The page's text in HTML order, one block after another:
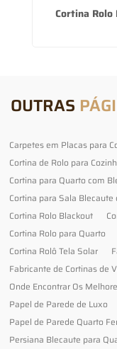
Cortina
OUTRAS
Carpetes em Placas para
Cortina de Rolo para
Cortina para Quarto com
Cortina para Sala Blecaute
Cortina Rolo Blackout
Cortina Rolo para Quarto
Cortina Rolô Tela Solar
Fabricante de Cortinas de
Onde Encontrar Os
Papel de Parede de Luxo
Papel de Parede Quarto
Persiana Blecaute para